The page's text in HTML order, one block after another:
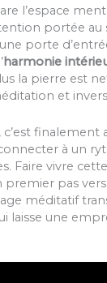
l’espace
portée au
porte
harmonie
la pierre est
et
finalement
à un
Faire vivre
premier pas
méditatif
laisse une